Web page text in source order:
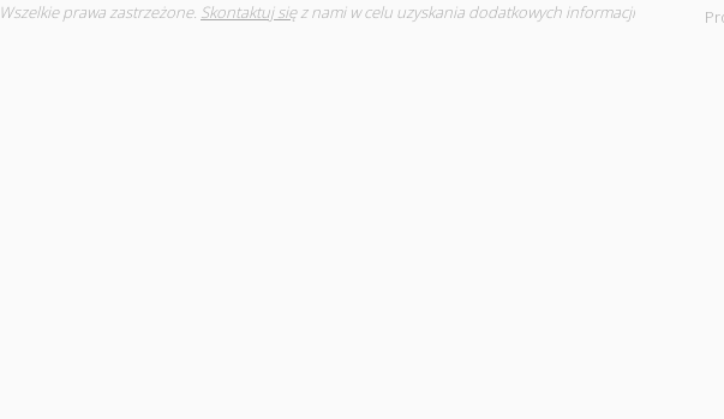
Wszelkie prawa zastrzeżone. Skontaktuj sięz nami w celu uzyskania dodatkowych informacji